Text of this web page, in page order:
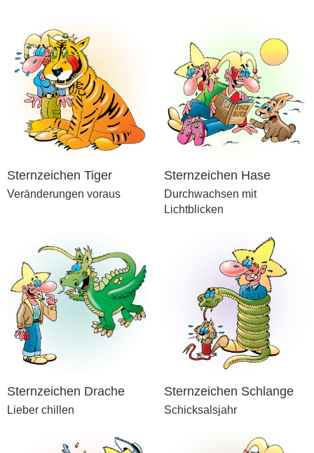
Sternzeichen Tiger
Veränderungen voraus
Sternzeichen Hase
Durchwachsen mit
Lichtblicken
Sternzeichen Drache
Lieber chillen
Sternzeichen Schlange
Schicksalsjahr